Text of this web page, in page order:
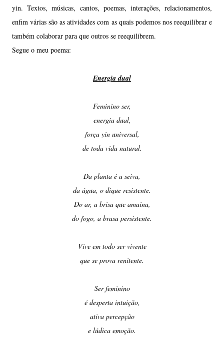
yin. Textos, músicas, cantos, poemas, interações, relacionamentos,
enfim várias são as atividades com as quais podemos nos reequilibrar e
também colaborar para que outros se reequilibrem.
Segue o meu poema:
Energia dual
Feminino ser,
energia dual,
força yin universal,
de toda vida natural.
Da planta é a seiva,
da água, o dique resistente.
Do ar, a brisa que amaina,
do fogo, a brasa persistente.
Vive em todo ser vivente
que se prova renitente.
Ser feminino
é desperta intuição,
ativa percepção
e lúdica emoção.